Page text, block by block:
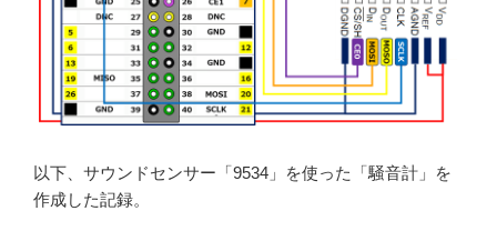
以下、サウンドセンサー「9534」を使った「騒音計」を
作成した記録。